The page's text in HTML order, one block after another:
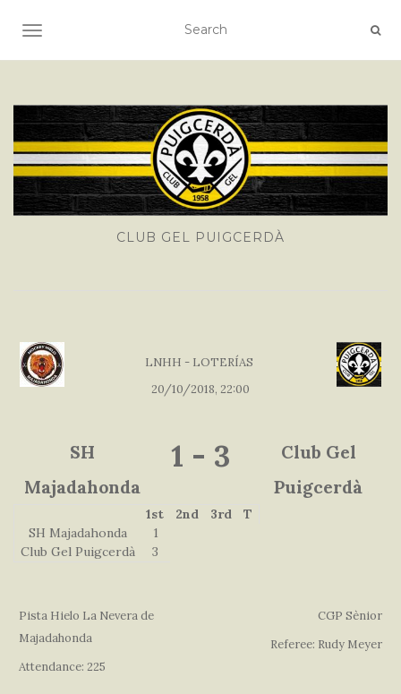
TOGGLE NAVIGATION
CLUB GEL PUIGCERDÀ
LNHH - LOTERÍAS
20/10/2018, 22:00
SH
Majadahonda
1 - 3
Club Gel
Puigcerdà
1st 2nd 3rd
T
SH Majadahonda
1
Club Gel Puigcerdà
3
Pista Hielo La Nevera de
Majadahonda
Attendance: 225
CGP Sènior
Referee: Rudy Meyer